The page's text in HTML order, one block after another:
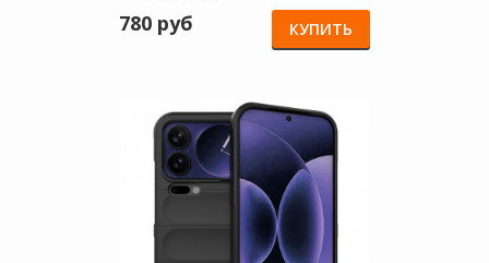
780 руб КУПИТЬ